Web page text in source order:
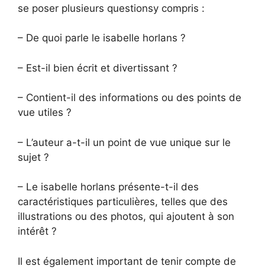
se poser plusieurs questionsy compris :
– De quoi parle le isabelle horlans ?
– Est-il bien écrit et divertissant ?
– Contient-il des informations ou des points de
vue utiles ?
– L’auteur a-t-il un point de vue unique sur le
sujet ?
– Le isabelle horlans présente-t-il des
caractéristiques particulières, telles que des
illustrations ou des photos, qui ajoutent à son
intérêt ?
Il est également important de tenir compte de